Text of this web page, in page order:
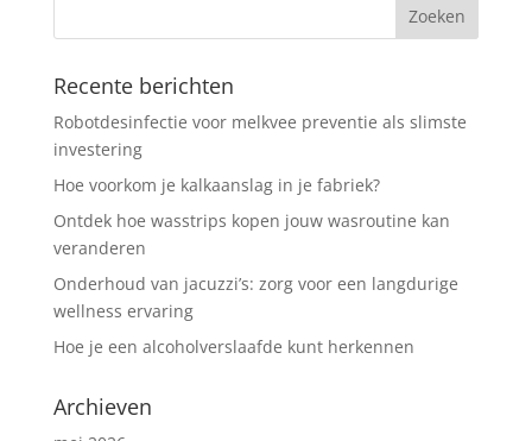
Recente berichten
Robotdesinfectie voor melkvee preventie als slimste
investering
Hoe voorkom je kalkaanslag in je fabriek?
Ontdek hoe wasstrips kopen jouw wasroutine kan
veranderen
Onderhoud van jacuzzi’s: zorg voor een langdurige
wellness ervaring
Hoe je een alcoholverslaafde kunt herkennen
Archieven